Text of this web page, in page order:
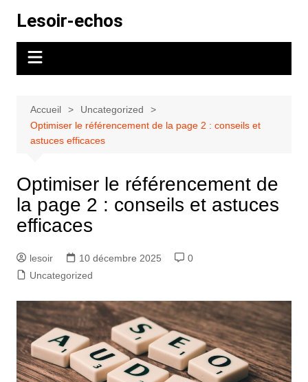
contenu
Lesoir-echos
Accueil
Uncategorized
Optimiser le référencement de la page 2 : conseils et
astuces efficaces
Optimiser le référencement de
la page 2 : conseils et astuces
efficaces
lesoir 10 décembre 2025
0
Uncategorized